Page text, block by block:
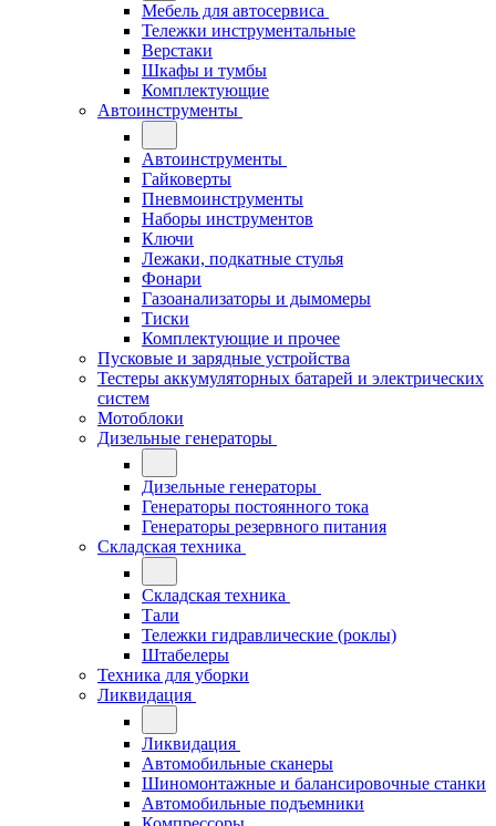
Мебель для автосервиса
Тележки инструментальные
Верстаки
Шкафы и тумбы
Комплектующие
Автоинструменты
Автоинструменты
Гайковерты
Пневмоинструменты
Наборы инструментов
Ключи
Лежаки, подкатные стулья
Фонари
Газоанализаторы и дымомеры
Тиски
Комплектующие и прочее
Пусковые и зарядные устройства
Тестеры аккумуляторных батарей и электрических
систем
Мотоблоки
Дизельные генераторы
Дизельные генераторы
Генераторы постоянного тока
Генераторы резервного питания
Складская техника
Складская техника
Тали
Тележки гидравлические (роклы)
Штабелеры
Техника для уборки
Ликвидация
Ликвидация
Автомобильные сканеры
Шиномонтажные и балансировочные станки
Автомобильные подъемники